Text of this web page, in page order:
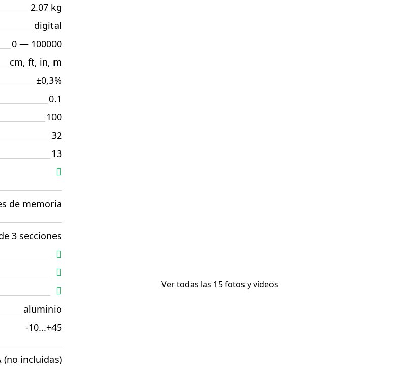
Ver todas las 15 fotos y vídeos
2.07 kg
digital
0 — 100000
cm, ft, in, m
±0,3%
0.1
100
32
13
de memoria
3 secciones
aluminio
-10...+45
(no incluidas)